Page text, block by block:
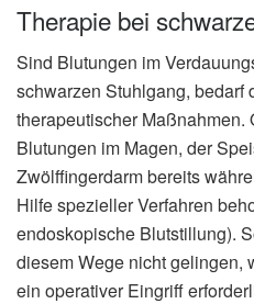
Therapie bei
Sind Blutungen im
schwarzen Stuhlgang, bedarf
therapeutischer Maßnahmen.
Blutungen im Magen, der
Zwölffingerdarm bereits
Hilfe spezieller Verfahren
endoskopische Blutstillung).
diesem Wege nicht gelingen,
ein operativer Eingriff